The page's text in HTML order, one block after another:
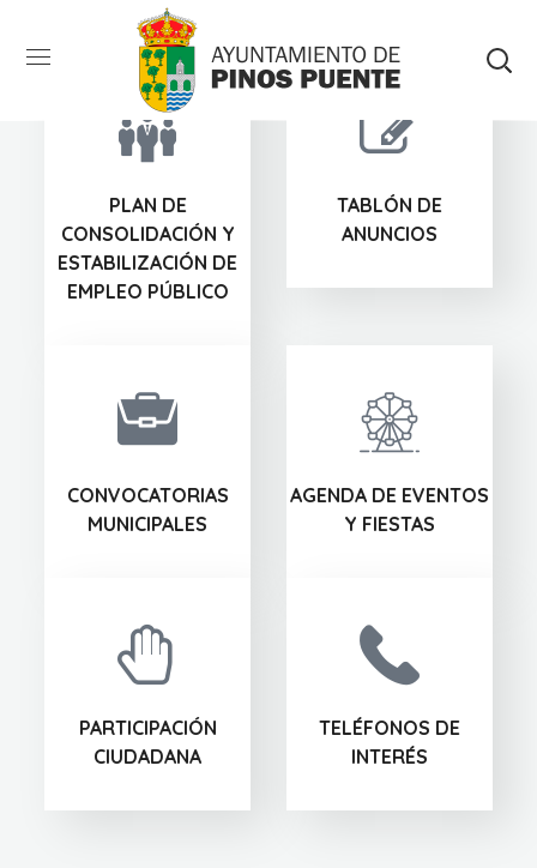
PLAN DE
CONSOLIDACIÓN Y
ESTABILIZACIÓN DE
EMPLEO PÚBLICO
TABLÓN DE
ANUNCIOS
CONVOCATORIAS
MUNICIPALES
AGENDA DE EVENTOS
Y FIESTAS
PARTICIPACIÓN
CIUDADANA
TELÉFONOS DE
INTERÉS